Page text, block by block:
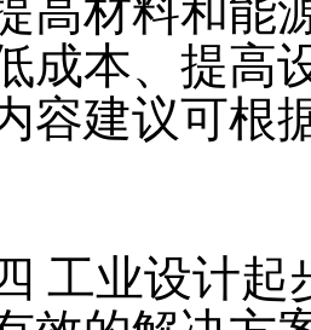
高材料和能
成本、提高
容建议可根
业设计起